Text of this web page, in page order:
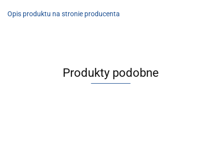
Opis produktu na stronie producenta
Produkty podobne